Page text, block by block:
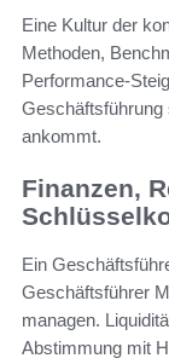
Eine Kultur der
Methoden,
Performance-
Geschäftsführung
ankommt.
Finanzen,
Ein
Geschäftsführer
managen.
Abstimmung mit